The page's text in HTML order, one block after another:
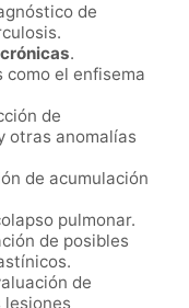
de
.
como el enfisema
de
otras anomalías
de acumulación
pulmonar.
de posibles
de